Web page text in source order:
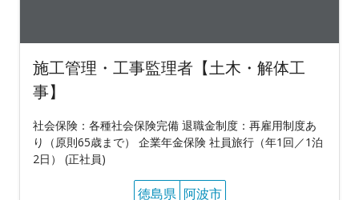
施工管理・工事監理者【土木・解体工
事】
社会保険：各種社会保険完備 退職金制度：再雇用制度あ
り（原則65歳まで） 企業年金保険 社員旅行（年1回／1泊
2日） (正社員)
徳島県 阿波市